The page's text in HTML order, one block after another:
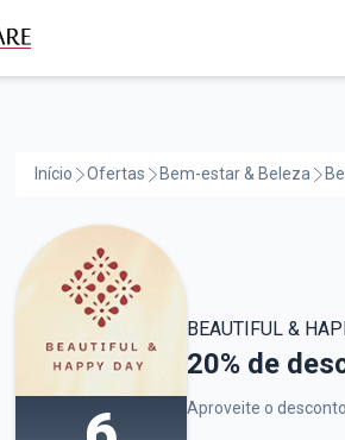
Início Ofertas Bem-estar & Beleza
BEAUTIFUL &
Beautiful &
20% de
Aproveite o